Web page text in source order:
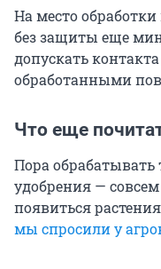
На место
без защиты еще
допускать
обработанными
Что еще
Пора обрабатывать
удобрения —
появиться
мы спросили у